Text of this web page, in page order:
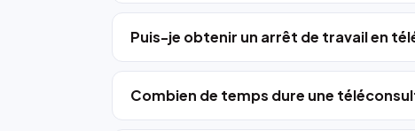
Puis-je obtenir un arrêt de travail en
Combien de temps dure une